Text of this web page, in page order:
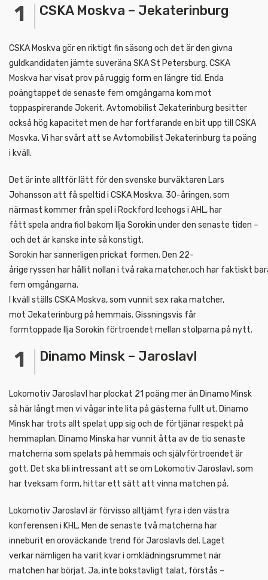
CSKA Moskva – Jekaterinburg
CSKA Moskva gör en riktigt fin säsong och det är den givna
guldkandidaten jämte suveräna SKA St Petersburg. CSKA
Moskva har visat prov på ruggig form en längre tid. Enda
poängtappet de senaste fem omgångarna kom mot
toppaspirerande Jokerit. Avtomobilist Jekaterinburg besitter
också hög kapacitet men de har fortfarande en bit upp till CSKA
Mosvka. Vi har svårt att se Avtomobilist Jekaterinburg ta poäng
i kväll.
Det är inte alltför lätt för den svenske burväktaren Lars
Johansson att få speltid i CSKA Moskva. 30-åringen, som
närmast kommer från spel i Rockford Icehogs i AHL, har
fått spela andra fiol bakom Ilja Sorokin under den senaste tiden –
och det är kanske inte så konstigt.
Sorokin har sannerligen prickat formen. Den 22-
årige ryssen har hållit nollan i två raka matcher,och har faktiskt
fem omgångarna.
I kväll ställs CSKA Moskva, som vunnit sex raka matcher,
mot Jekaterinburg på hemmais. Gissningsvis får
formtoppade Ilja Sorokin förtroendet mellan stolparna på nytt.
Dinamo Minsk – Jaroslavl
Lokomotiv Jaroslavl har plockat 21 poäng mer än Dinamo Minsk
så här långt men vi vågar inte lita på gästerna fullt ut. Dinamo
Minsk har trots allt spelat upp sig och de förtjänar respekt på
hemmaplan. Dinamo Minska har vunnit åtta av de tio senaste
matcherna som spelats på hemmais och självförtroendet är
gott. Det ska bli intressant att se om Lokomotiv Jaroslavl, som
har tveksam form, hittar ett sätt att vinna matchen på.
Lokomotiv Jaroslavl är förvisso alltjämt fyra i den västra
konferensen i KHL. Men de senaste två matcherna har
inneburit en oroväckande trend för Jaroslavls del. Laget
verkar nämligen ha varit kvar i omklädningsrummet när
matchen har börjat. Ja, inte bokstavligt talat, förstås –